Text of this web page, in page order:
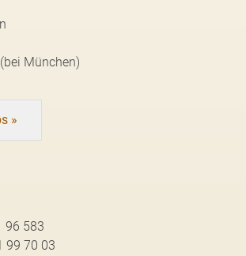
München)
»
96 583
99 70 03